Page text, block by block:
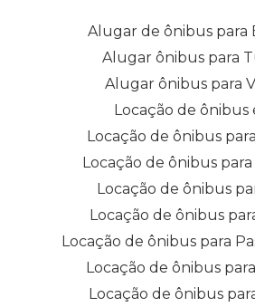
Alugar de ônibus para
Alugar ônibus para
Alugar ônibus para
Locação de ônibus
Locação de ônibus
Locação de ônibus
Locação de ônibus
Locação de ônibus
Locação de ônibus para
Locação de ônibus
Locação de ônibus